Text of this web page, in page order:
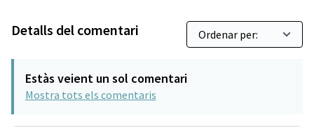
Detalls del comentari
Estàs veient un sol comentari
Mostra tots els comentaris